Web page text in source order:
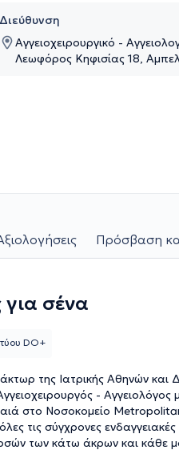
Διεύθυνση
Αγγειοχειρουργικό -
Λεωφόρος Κηφισίας 18,
Πρόσβαση
για σένα
της Ιατρικής Αθηνών και
- Αγγειολόγος
στο Νοσοκομείο
τις σύγχρονες ενδαγγειακές
των κάτω άκρων και
DO+